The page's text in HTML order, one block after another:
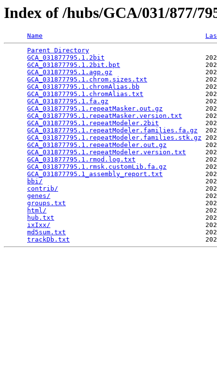
Index of /hubs/GCA/031/877/
Name
Parent Directory
GCA_031877795.1.2bit
GCA_031877795.1.2bit.bpt
GCA_031877795.1.agp.gz
GCA_031877795.1.chrom.sizes.txt
GCA_031877795.1.chromAlias.bb
GCA_031877795.1.chromAlias.txt
GCA_031877795.1.fa.gz
GCA_031877795.1.repeatMasker.out.gz
GCA_031877795.1.repeatMasker.version.txt
GCA_031877795.1.repeatModeler.2bit
GCA_031877795.1.repeatModeler.families.fa.gz
GCA_031877795.1.repeatModeler.families.stk.gz
GCA_031877795.1.repeatModeler.out.gz
GCA_031877795.1.repeatModeler.version.txt
GCA_031877795.1.rmod.log.txt
GCA_031877795.1.rmsk.customLib.fa.gz
GCA_031877795.1_assembly_report.txt
bbi/
contrib/
genes/
groups.txt
html/
hub.txt
ixIxx/
md5sum.txt
trackDb.txt